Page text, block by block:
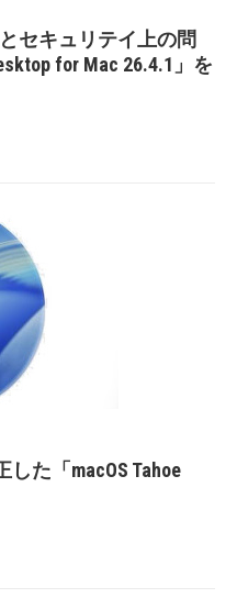
セキュリテイ上の問
for Mac 26.4.1」を
た「macOS Tahoe